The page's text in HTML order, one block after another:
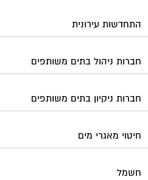
התחדשות עירונית
חברות ניהול בתים משותפים
חברות ניקיון בתים משותפים
חיטוי מאגרי מים
חשמל